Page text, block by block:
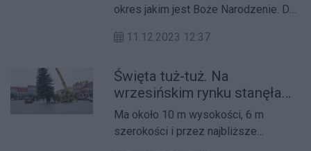
okres jakim jest Boże Narodzenie. Do
11.12.2023 12:37
Święta tuż-tuż. Na
wrzesińskim rynku stanęła
choinka (galeria)
Ma około 10 m wysokości, 6 m
szerokości i przez najbliższe